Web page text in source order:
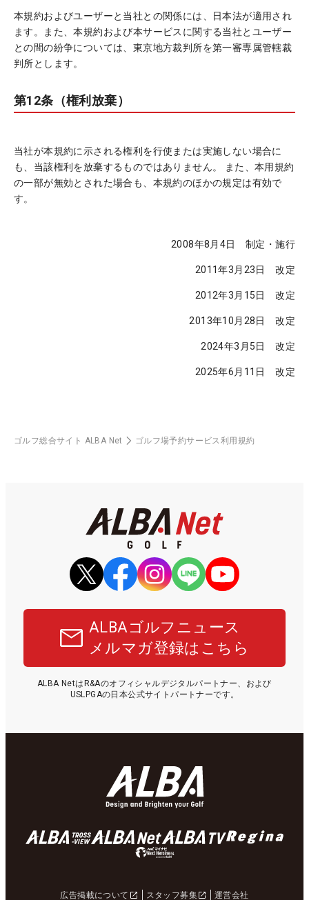
本規約およびユーザーと当社との関係には、日本法が適用され
ます。また、本規約および本サービスに関する当社とユーザー
との間の紛争については、東京地方裁判所を第一審専属管轄裁
判所とします。
第12条（権利放棄）
当社が本規約に示される権利を行使または実施しない場合に
も、当該権利を放棄するものではありません。 また、本用規約
の一部が無効とされた場合も、本規約のほかの規定は有効で
す。
2008年8月4日 制定・施行
2011年3月23日 改定
2012年3月15日 改定
2013年10月28日 改定
2024年3月5日 改定
2025年6月11日 改定
ゴルフ総合サイト ALBA Net ゴルフ場予約サービス利用規約
ALBAゴルフニュース
メルマガ登録はこちら
ALBA NetはR&Aのオフィシャルデジタルパートナー、および
USLPGAの日本公式サイトパートナーです。
広告掲載について スタッフ募集 運営会社